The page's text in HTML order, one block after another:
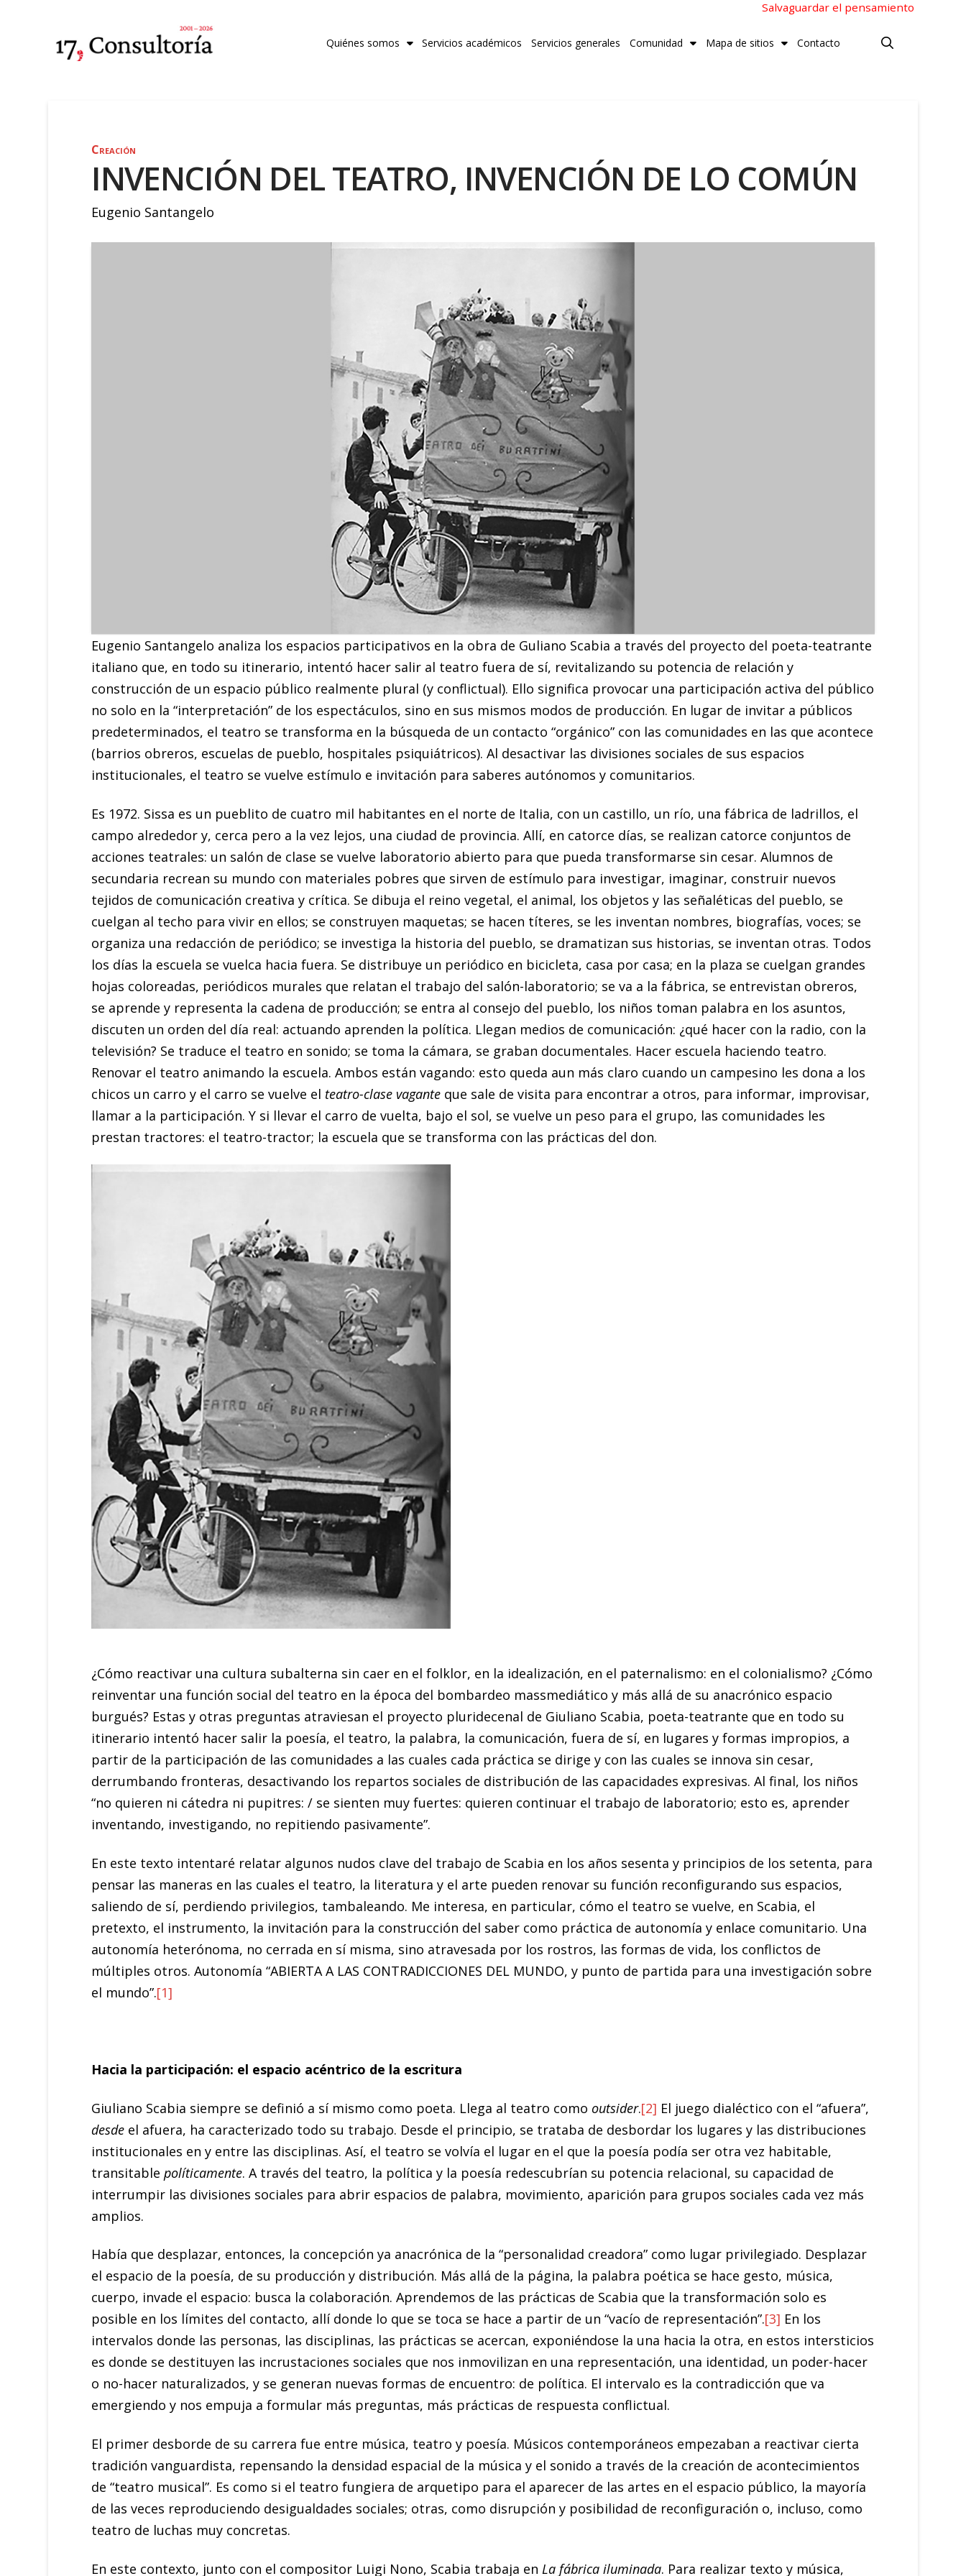
Salvaguardar el pensamiento
Quiénes somos Servicios académicos Servicios generales Comunidad Mapa de sitios Contacto
Creación
INVENCIÓN DEL TEATRO, INVENCIÓN DE LO COMÚN
Eugenio Santangelo
Eugenio Santangelo analiza los espacios participativos en la obra de Guliano Scabia a través del proyecto del poeta-teatrante
italiano que, en todo su itinerario, intentó hacer salir al teatro fuera de sí, revitalizando su potencia de relación y
construcción de un espacio público realmente plural (y conflictual). Ello significa provocar una participación activa del público
no solo en la “interpretación” de los espectáculos, sino en sus mismos modos de producción. En lugar de invitar a públicos
predeterminados, el teatro se transforma en la búsqueda de un contacto “orgánico” con las comunidades en las que acontece
(barrios obreros, escuelas de pueblo, hospitales psiquiátricos). Al desactivar las divisiones sociales de sus espacios
institucionales, el teatro se vuelve estímulo e invitación para saberes autónomos y comunitarios.
Es 1972. Sissa es un pueblito de cuatro mil habitantes en el norte de Italia, con un castillo, un río, una fábrica de ladrillos, el
campo alrededor y, cerca pero a la vez lejos, una ciudad de provincia. Allí, en catorce días, se realizan catorce conjuntos de
acciones teatrales: un salón de clase se vuelve laboratorio abierto para que pueda transformarse sin cesar. Alumnos de
secundaria recrean su mundo con materiales pobres que sirven de estímulo para investigar, imaginar, construir nuevos
tejidos de comunicación creativa y crítica. Se dibuja el reino vegetal, el animal, los objetos y las señaléticas del pueblo, se
cuelgan al techo para vivir en ellos; se construyen maquetas; se hacen títeres, se les inventan nombres, biografías, voces; se
organiza una redacción de periódico; se investiga la historia del pueblo, se dramatizan sus historias, se inventan otras. Todos
los días la escuela se vuelca hacia fuera. Se distribuye un periódico en bicicleta, casa por casa; en la plaza se cuelgan grandes
hojas coloreadas, periódicos murales que relatan el trabajo del salón-laboratorio; se va a la fábrica, se entrevistan obreros,
se aprende y representa la cadena de producción; se entra al consejo del pueblo, los niños toman palabra en los asuntos,
discuten un orden del día real: actuando aprenden la política. Llegan medios de comunicación: ¿qué hacer con la radio, con la
televisión? Se traduce el teatro en sonido; se toma la cámara, se graban documentales. Hacer escuela haciendo teatro.
Renovar el teatro animando la escuela. Ambos están vagando: esto queda aun más claro cuando un campesino les dona a los
chicos un carro y el carro se vuelve el teatro-clase vagante que sale de visita para encontrar a otros, para informar, improvisar,
llamar a la participación. Y si llevar el carro de vuelta, bajo el sol, se vuelve un peso para el grupo, las comunidades les
prestan tractores: el teatro-tractor; la escuela que se transforma con las prácticas del don.
¿Cómo reactivar una cultura subalterna sin caer en el folklor, en la idealización, en el paternalismo: en el colonialismo? ¿Cómo
reinventar una función social del teatro en la época del bombardeo massmediático y más allá de su anacrónico espacio
burgués? Estas y otras preguntas atraviesan el proyecto pluridecenal de Giuliano Scabia, poeta-teatrante que en todo su
itinerario intentó hacer salir la poesía, el teatro, la palabra, la comunicación, fuera de sí, en lugares y formas impropios, a
partir de la participación de las comunidades a las cuales cada práctica se dirige y con las cuales se innova sin cesar,
derrumbando fronteras, desactivando los repartos sociales de distribución de las capacidades expresivas. Al final, los niños
“no quieren ni cátedra ni pupitres: / se sienten muy fuertes: quieren continuar el trabajo de laboratorio; esto es, aprender
inventando, investigando, no repitiendo pasivamente”.
En este texto intentaré relatar algunos nudos clave del trabajo de Scabia en los años sesenta y principios de los setenta, para
pensar las maneras en las cuales el teatro, la literatura y el arte pueden renovar su función reconfigurando sus espacios,
saliendo de sí, perdiendo privilegios, tambaleando. Me interesa, en particular, cómo el teatro se vuelve, en Scabia, el
pretexto, el instrumento, la invitación para la construcción del saber como práctica de autonomía y enlace comunitario. Una
autonomía heterónoma, no cerrada en sí misma, sino atravesada por los rostros, las formas de vida, los conflictos de
múltiples otros. Autonomía “ABIERTA A LAS CONTRADICCIONES DEL MUNDO, y punto de partida para una investigación sobre
el mundo”.[1]
Hacia la participación: el espacio acéntrico de la escritura
Giuliano Scabia siempre se definió a sí mismo como poeta. Llega al teatro como outsider.[2] El juego dialéctico con el “afuera”,
desde el afuera, ha caracterizado todo su trabajo. Desde el principio, se trataba de desbordar los lugares y las distribuciones
institucionales en y entre las disciplinas. Así, el teatro se volvía el lugar en el que la poesía podía ser otra vez habitable,
transitablepolíticamente. A través del teatro, la política y la poesía redescubrían su potencia relacional, su capacidad de
interrumpir las divisiones sociales para abrir espacios de palabra, movimiento, aparición para grupos sociales cada vez más
amplios.
Había que desplazar, entonces, la concepción ya anacrónica de la “personalidad creadora” como lugar privilegiado. Desplazar
el espacio de la poesía, de su producción y distribución. Más allá de la página, la palabra poética se hace gesto, música,
cuerpo, invade el espacio: busca la colaboración. Aprendemos de las prácticas de Scabia que la transformación solo es
posible en los límites del contacto, allí donde lo que se toca se hace a partir de un “vacío de representación”.[3] En los
intervalos donde las personas, las disciplinas, las prácticas se acercan, exponiéndose la una hacia la otra, en estos intersticios
es donde se destituyen las incrustaciones sociales que nos inmovilizan en una representación, una identidad, un poder-hacer
o no-hacer naturalizados, y se generan nuevas formas de encuentro: de política. El intervalo es la contradicción que va
emergiendo y nos empuja a formular más preguntas, más prácticas de respuesta conflictual.
El primer desborde de su carrera fue entre música, teatro y poesía. Músicos contemporáneos empezaban a reactivar cierta
tradición vanguardista, repensando la densidad espacial de la música y el sonido a través de la creación de acontecimientos
de “teatro musical”. Es como si el teatro fungiera de arquetipo para el aparecer de las artes en el espacio público, la mayoría
de las veces reproduciendo desigualdades sociales; otras, como disrupción y posibilidad de reconfiguración o, incluso, como
teatro de luchas muy concretas.
En este contexto, junto con el compositor Luigi Nono, Scabia trabaja en La fábrica iluminada. Para realizar texto y música,